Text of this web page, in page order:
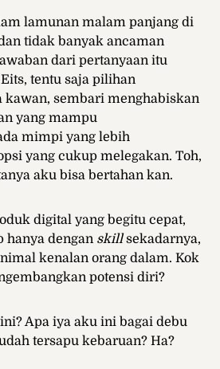
lamunan malam panjang di
tidak banyak ancaman
dari pertanyaan itu
tentu saja pilihan
kawan, sembari menghabiskan
yang mampu
mimpi yang lebih
yang cukup melegakan. Toh,
aku bisa bertahan kan.
digital yang begitu cepat,
hanya dengan skillsekadarnya,
kenalan orang dalam. Kok
potensi diri?
Apa iya aku ini bagai debu
tersapu kebaruan? Ha?